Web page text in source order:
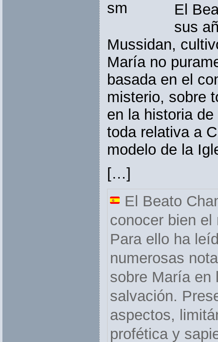
El
sus
Mussidan,
María no
basada en el
misterio, sobre
en la historia
toda relativa a
modelo de la
[…]
El Beato
conocer bien
Para ello ha
numerosas
sobre María en
salvación.
aspectos,
profética y